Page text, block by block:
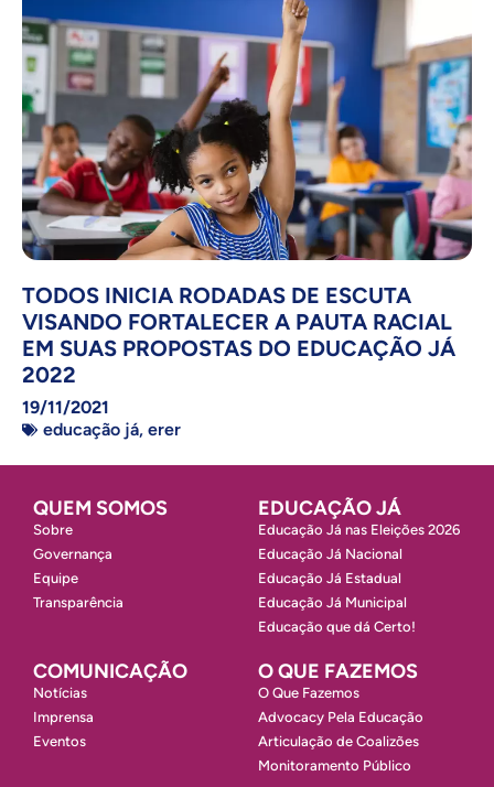
TODOS INICIA RODADAS DE ESCUTA
VISANDO FORTALECER A PAUTA RACIAL
EM SUAS PROPOSTAS DO EDUCAÇÃO JÁ
2022
19/11/2021
educação já, erer
QUEM SOMOS
Sobre
Governança
Equipe
Transparência
EDUCAÇÃO JÁ
Educação Já nas Eleições 2026
Educação Já Nacional
Educação Já Estadual
Educação Já Municipal
Educação que dá Certo!
COMUNICAÇÃO
Notícias
Imprensa
Eventos
O QUE FAZEMOS
O Que Fazemos
Advocacy Pela Educação
Articulação de Coalizões
Monitoramento Público